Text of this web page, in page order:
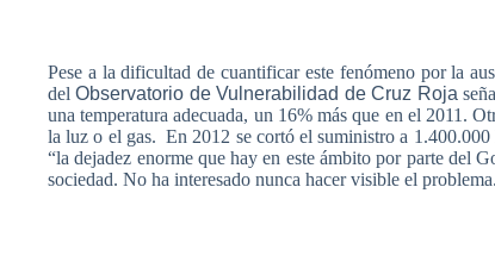
Pese a ladificultad decuantificar este fenómeno porla
delObservatorio deVulnerabilidad de Cruz Roja
una temperatura adecuada, un 16%más que en el 2011.
laluz o el gas. En 2012 se cortóelsuministro a 1.400.000
“ladejadez enorme quehay en este ámbito por partedel
sociedad. No ha interesado nunca hacervisible el problema.